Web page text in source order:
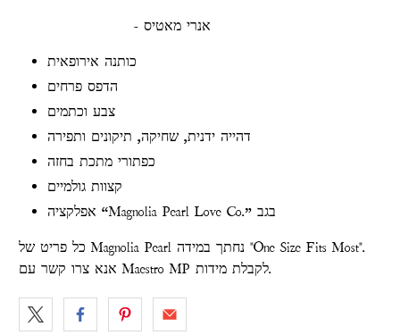
- אנרי מאטיס
כותנה אירופאית
הדפס פרחים
צבע וכתמים
דהייה ידנית, שחיקה, תיקונים ותפירה
כפתורי מתכת בחזה
קצוות גולמיים
אפלקציה “Magnolia Pearl Love Co.” בגב
כל פריט של Magnolia Pearl נחתך במידה "One Size Fits Most".
אנא צרו קשר עם Maestro MP לקבלת מידות.